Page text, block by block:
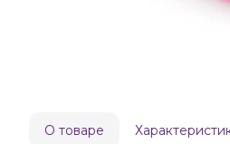
О товаре